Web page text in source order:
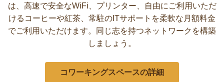
は、高速で安全なWiFi、プリンター、自由にご利用いただ
けるコーヒーや紅茶、常駐のITサポートを柔軟な月額料金
でご利用いただけます。同じ志を持つネットワークを構築
しましょう。
コワーキングスペースの詳細